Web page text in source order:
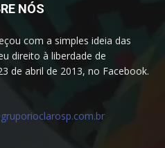
NÓS
com a simples ideia das
direito à liberdade de
de abril de 2013, no Facebook.